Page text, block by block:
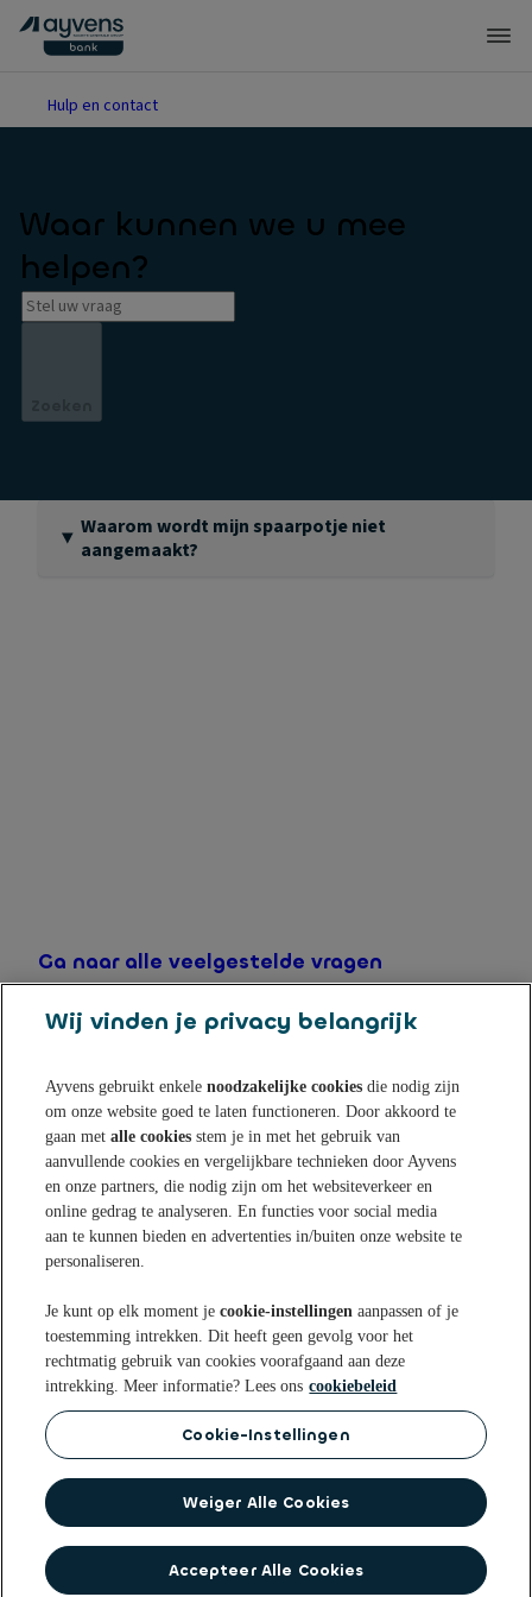
Hulp en contact
Waar kunnen we u mee
helpen?
Waarom wordt mijn spaarpotje niet
aangemaakt?
Ga naar alle veelgestelde vragen
Sparen bij Ayvens Bank
Onze Online Spaarrekening
Onze Spaarvormen
Onze Sparen App
Actuele rentestanden
Open een Spaarrekening
Tips & Inspiratie
Nieuws
Aanmelden nieuwsbrief
Over ons
Duurzaamheid
Voorwaarden
Klantenservice
Veelgestelde vragen
Identificatie bij Ayvens Bank
Veilig Bankieren
Privacy statement PrivacyrechtenCookie
Op de hoogte blijven? Volg ons op
© 2026 Ayvens Bank
Wij vinden je privacy belangrijk
Ayvens gebruikt enkelenoodzakelijke cookies die nodig zijn
om onze website goed te laten functioneren. Door akkoord te
gaan metalle cookies stem je in met het gebruik van
aanvullende cookies en vergelijkbare technieken door Ayvens
en onze partners, die nodig zijn om het websiteverkeer en
online gedrag te analyseren. En functies voor social media
aan te kunnen bieden en advertenties in/buiten onze website te
personaliseren.
Je kunt op elk moment jecookie-instellingen aanpassen of je
toestemming intrekken. Dit heeft geen gevolg voor het
rechtmatig gebruik van cookies voorafgaand aan deze
intrekking. Meer informatie? Lees ons cookiebeleid
Cookie-Instellingen
Weiger Alle Cookies
Accepteer Alle Cookies